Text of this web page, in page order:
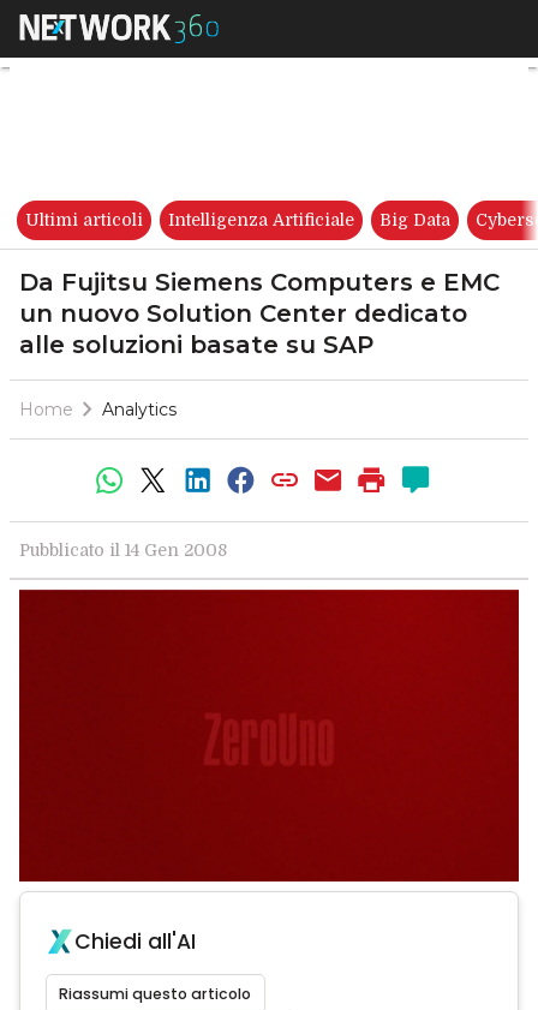
Da Fujitsu Siemens
Ultimi articoli Intelligenza Artificiale Big Data
Da Fujitsu Siemens Computers e EMC
un nuovo Solution Center dedicato
alle soluzioni basate su SAP
Home Analytics
Pubblicato il 14 Gen 2008
Chiedi all'AI
Riassumi questo articolo